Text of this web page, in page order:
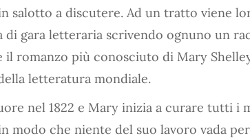
salotto a discutere. Ad un tratto viene
di gara letteraria scrivendo ognuno un
il romanzo più conosciuto di Mary
letteratura mondiale.
nel 1822 e Mary inizia a curare tutti
modo che niente del suo lavoro vada